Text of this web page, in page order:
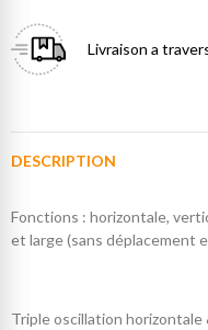
Livraison a
DESCRIPTION
Fonctions : horizontale,
et large (sans déplacement
Triple oscillation